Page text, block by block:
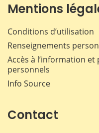
Mentions
Conditions d’utilisation
Renseignements
Accès à l’information
personnels
Info Source
Contact